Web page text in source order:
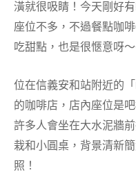
潢就很吸睛！今天剛好
座位不多，不過餐點咖
吃甜點，也是很愜意呀
位在信義安和站附近的「
的咖啡店，店內座位是
許多人會坐在大水泥牆
栽和小圓桌，背景清新
照！